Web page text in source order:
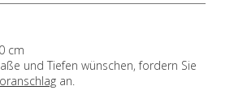
cm
und Tiefen wünschen, fordern Sie
an.